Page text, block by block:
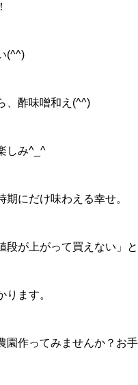
(^^)
、酢味噌和え(^^)
しみ^_^
にだけ味わえる幸せ。
段が上がって買えない」
ります。
園作ってみませんか？お手